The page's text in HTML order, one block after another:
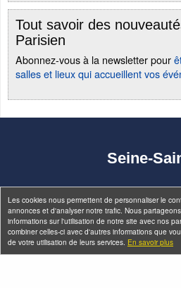
Les cookies nous permettent de personnaliser le
annonces et d'analyser notre trafic. Nous
informations sur l'utilisation de notre site avec nos
combiner celles-ci avec d'autres informations que
de votre utilisation de leurs services. En savoir plus
Tout savoir des
Parisien
Abonnez-vous à la newsletter pour
salles et lieux qui accueillent vos
Seine-
Qui sommes-nous ?
Infos
Flux RSS